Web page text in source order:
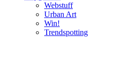
Webstuff
Urban Art
Win!
Trendspotting